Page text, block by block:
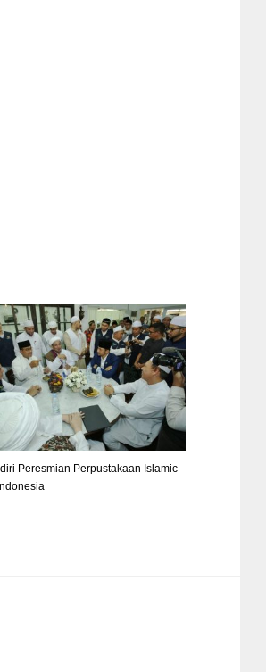
Peresmian Perpustakaan Islamic